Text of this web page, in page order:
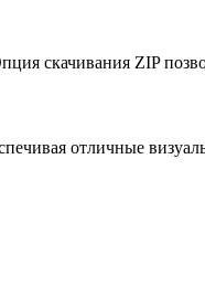
скачивания ZIP
отличные